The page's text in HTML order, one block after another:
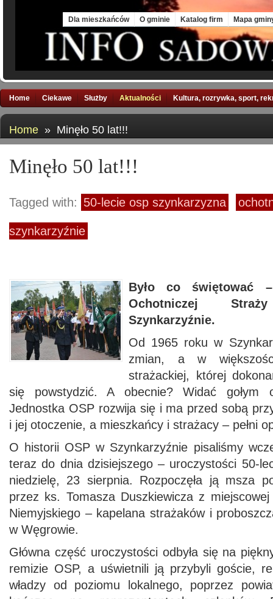
Dla mieszkańców O gminie Katalog firm Mapa
Home Ciekawe Służby Aktualności Kultura, rozrywka, sport,
Home » Minęło 50 lat!!!
Minęło 50 lat!!!
Tagged with: 50-lecie osp szynkarzyzna
szynkarzyźnie
Było co świętować –
Ochotniczej
Szynkarzyźnie.
Od 1965 roku w
zmian, a w
strażackiej, której
się powstydzić. A obecnie? Widać gołym
Jednostka OSP rozwija się i ma przed sobą
i jej otoczenie, a mieszkańcy i strażacy – pełni
O historii OSP w Szynkarzyźnie pisaliśmy
teraz do dnia dzisiejszego – uroczystości 50-
niedzielę, 23 sierpnia. Rozpoczęła ją msza
przez ks. Tomasza Duszkiewicza z
Niemyjskiego – kapelana strażaków i
w Węgrowie.
Główna część uroczystości odbyła się na
remizie OSP, a uświetnili ją przybyli goście,
władzy od poziomu lokalnego, poprzez